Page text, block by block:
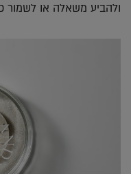
ולהביע משאלה או לשמור